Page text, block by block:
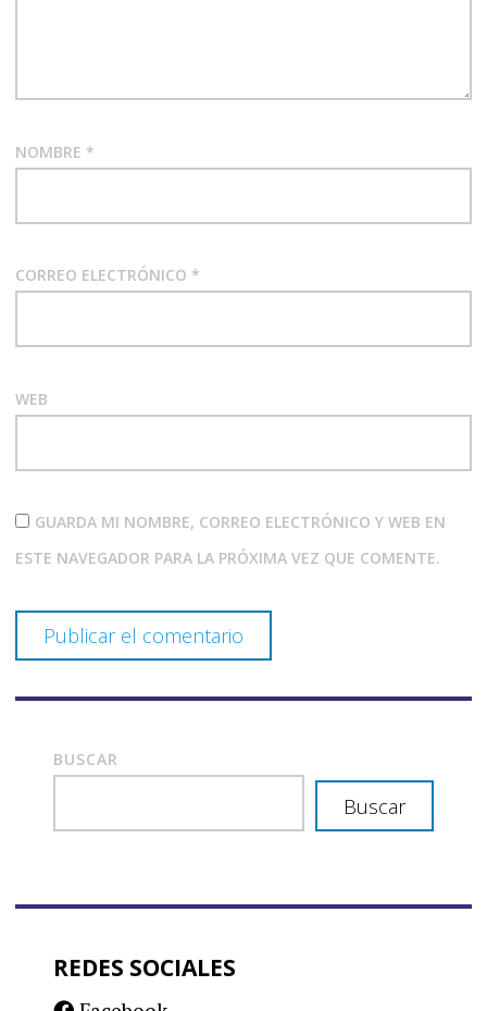
NOMBRE *
CORREO ELECTRÓNICO *
WEB
GUARDA MI NOMBRE, CORREO ELECTRÓNICO Y WEB EN
ESTE NAVEGADOR PARA LA PRÓXIMA VEZ QUE COMENTE.
BUSCAR
Buscar
REDES SOCIALES